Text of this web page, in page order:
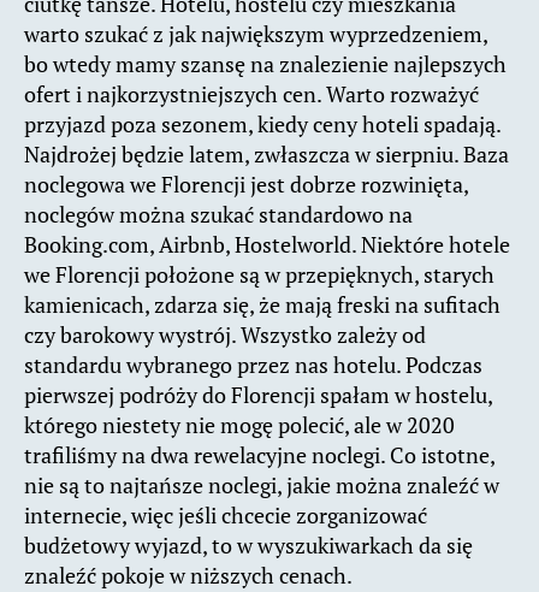
warto szukać z jak największym wyprzedzeniem,
bo wtedy mamy szansę na znalezienie najlepszych
ofert i najkorzystniejszych cen. Warto rozważyć
przyjazd poza sezonem, kiedy ceny hoteli spadają.
Najdrożej będzie latem, zwłaszcza w sierpniu. Baza
noclegowa we Florencji jest dobrze rozwinięta,
noclegów można szukać standardowo na
Booking.com, Airbnb, Hostelworld. Niektóre hotele
we Florencji położone są w przepięknych, starych
kamienicach, zdarza się, że mają freski na sufitach
czy barokowy wystrój. Wszystko zależy od
standardu wybranego przez nas hotelu. Podczas
pierwszej podróży do Florencji spałam w hostelu,
którego niestety nie mogę polecić, ale w 2020
trafiliśmy na dwa rewelacyjne noclegi. Co istotne,
nie są to najtańsze noclegi, jakie można znaleźć w
internecie, więc jeśli chcecie zorganizować
budżetowy wyjazd, to w wyszukiwarkach da się
znaleźć pokoje w niższych cenach.